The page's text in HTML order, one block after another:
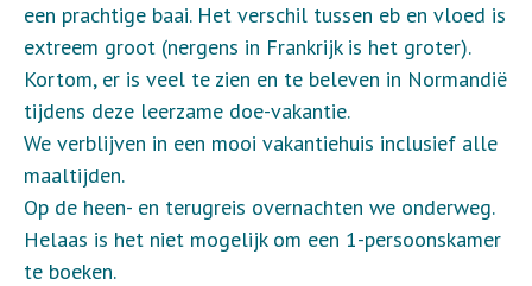
een prachtige baai. Het verschil tussen eb en vloed is
extreem groot (nergens in Frankrijk is het groter).
Kortom, er is veel te zien en te beleven in Normandië
tijdens deze leerzame doe-vakantie.
We verblijven in een mooi vakantiehuis inclusief alle
maaltijden.
Op de heen- en terugreis overnachten we onderweg.
Helaas is het niet mogelijk om een 1-persoonskamer
te boeken.